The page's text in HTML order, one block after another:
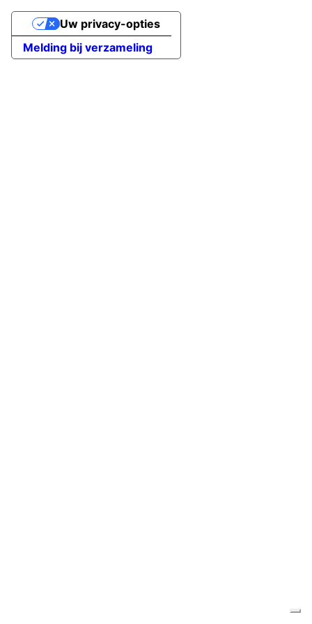
Melding bij verzameling
Uw privacy-opties